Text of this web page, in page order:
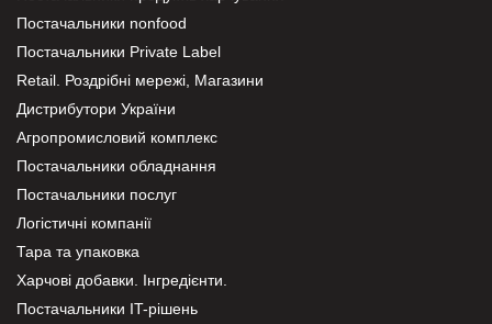
Постачальники nonfood
Постачальники Private Label
Retail. Роздрібні мережі, Магазини
Дистрибутори України
Агропромисловий комплекс
Постачальники обладнання
Постачальники послуг
Логістичні компанії
Тара та упаковка
Харчові добавки. Інгредієнти.
Постачальники IT-рішень